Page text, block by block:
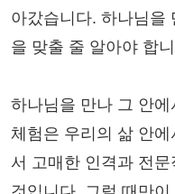
아갔습니다. 하나님을
을 맞출 줄 알아야 합
하나님을 만나 그 안
체험은 우리의 삶 안
서 고매한 인격과 전